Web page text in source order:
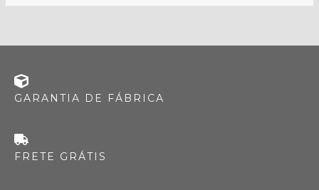
GARANTIA DE FÁBRICA
FRETE GRÁTIS